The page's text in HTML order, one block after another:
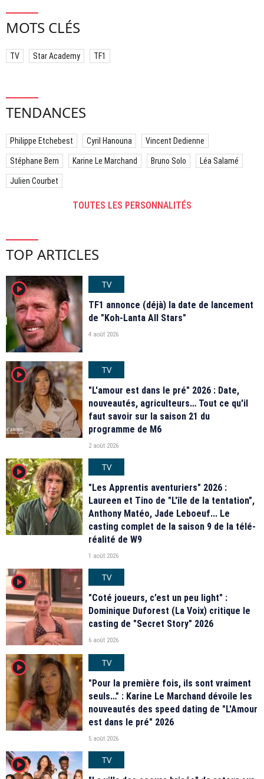
MOTS CLÉS
TV Star Academy TF1
TENDANCES
Philippe Etchebest Cyril Hanouna Vincent Dedienne
Stéphane Bern Karine Le Marchand Bruno Solo Léa Salamé
Julien Courbet
TOUTES LES PERSONNALITÉS
TOP ARTICLES
player2
TV
TF1 annonce (déjà) la date de lancement
de "Koh-Lanta All Stars"
4 août 2026
player2
TV
"L'amour est dans le pré" 2026 : Date,
nouveautés, agriculteurs… Tout ce qu'il
faut savoir sur la saison 21 du
programme de M6
2 août 2026
player2
TV
"Les Apprentis aventuriers" 2026 :
Laureen et Tino de "L'île de la tentation",
Anthony Matéo, Jade Leboeuf... Le
casting complet de la saison 9 de la télé-
réalité de W9
1 août 2026
player2
TV
"Coté joueurs, c’est un peu light" :
Dominique Duforest (La Voix) critique le
casting de "Secret Story" 2026
6 août 2026
player2
TV
"Pour la première fois, ils sont vraiment
seuls…" : Karine Le Marchand dévoile les
nouveautés des speed dating de "L'Amour
est dans le pré" 2026
5 août 2026
player2
TV